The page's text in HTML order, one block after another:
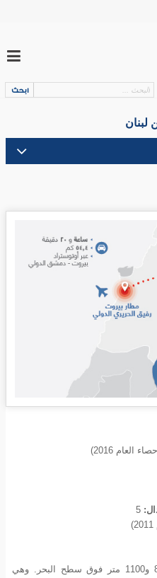
لبنان
5
يتراوح ارتفاع محافظة البقاع بين 800 و1100 متر فوق سطح البحر. وهي